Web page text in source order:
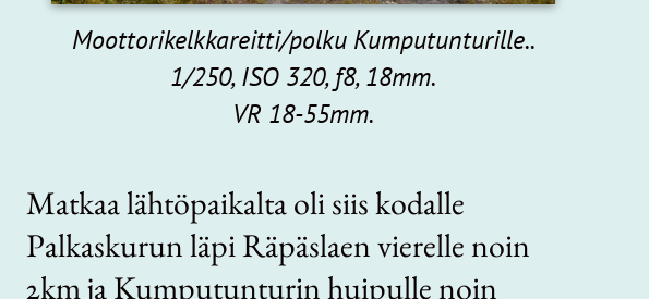
Moottorikelkkareitti/polku Kumputunturille..
1/250, ISO 320, f8, 18mm.
VR 18-55mm.
Matkaa lähtöpaikalta oli siis kodalle
Palkaskurun läpi Räpäslaen vierelle noin
2km ja Kumputunturin huipulle noin